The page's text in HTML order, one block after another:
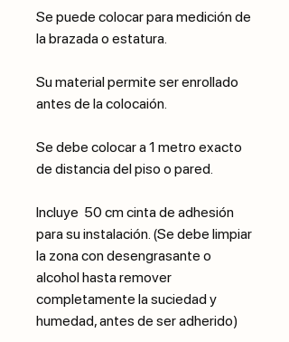
Se puede colocar para medición de
la brazada o estatura.
Su material permite ser enrollado
antes de la colocaión.
Se debe colocar a 1 metro exacto
de distancia del piso o pared.
Incluye 50 cm cinta de adhesión
para su instalación. (Se debe limpiar
la zona con desengrasante o
alcohol hasta remover
completamente la suciedad y
humedad, antes de ser adherido)